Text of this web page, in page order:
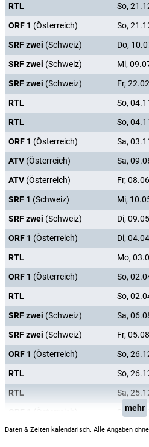
RTL
So,
ORF 1 (Österreich) So,
SRF zwei (Schweiz) Do,
SRF zwei (Schweiz) Mi,
SRF zwei (Schweiz) Fr,
RTL
So,
RTL
So,
ORF 1 (Österreich) Sa,
ATV (Österreich) Sa,
ATV (Österreich) Fr,
SRF 1 (Schweiz) Mi,
SRF zwei (Schweiz) Di,
ORF 1 (Österreich) Di,
RTL
Mo,
ORF 1 (Österreich) So,
RTL
So,
SRF zwei (Schweiz) Sa,
SRF zwei (Schweiz) Fr,
ORF 1 (Österreich) So,
RTL
So,
RTL
Sa,
Sa,
mehr
Daten & Zeiten kalendarisch. Alle Angaben